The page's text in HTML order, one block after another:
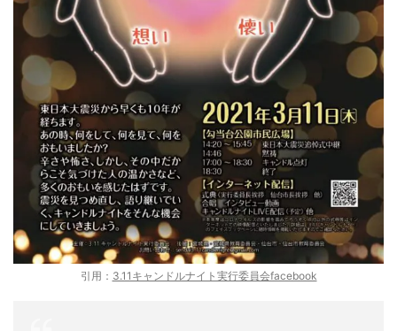
引用： 3.11キャンドルナイト実行委員会facebook